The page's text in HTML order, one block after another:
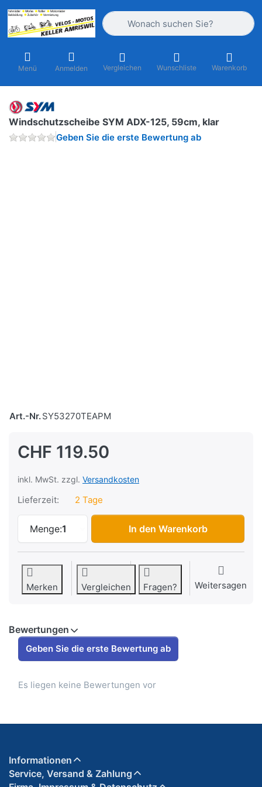
Geben Sie einen Suchbegriff ein.
Menü Anmelden Vergleichen Wunschliste Warenkorb
Windschutzscheibe SYM ADX-125, 59cm, klar
Geben Sie die erste Bewertung ab
Art.-Nr.SY53270TEAPM
CHF 119.50
inkl. MwSt. zzgl. Versandkosten
Lieferzeit: 2 Tage
Menge:1
Windschutzscheibe SYM ADX-125,
In den Warenkorb
Merken Vergleichen Fragen? Weitersagen
Bewertungen
Geben Sie die erste Bewertung ab
Es liegen keine Bewertungen vor
Informationen
Service, Versand & Zahlung